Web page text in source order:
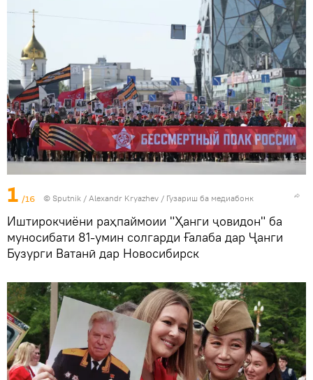
1 /16 © Sputnik / Alexandr Kryazhev / Гузариш ба медиабонк
Иштирокчиёни раҳпаймоии "Ҳанги ҷовидон" ба
муносибати 81-умин солгарди Ғалаба дар Ҷанги
Бузурги Ватанӣ дар Новосибирск